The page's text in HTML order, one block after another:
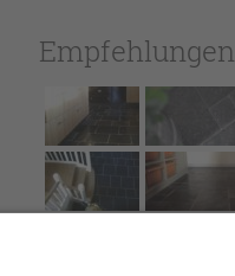
Empfehlungen